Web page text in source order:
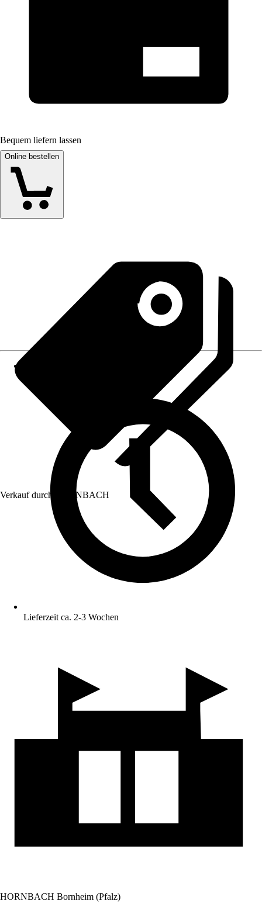
Bequem liefern lassen
Online bestellen
Verkauf durch: HORNBACH
Lieferzeit ca. 2-3 Wochen
HORNBACH Bornheim (Pfalz)